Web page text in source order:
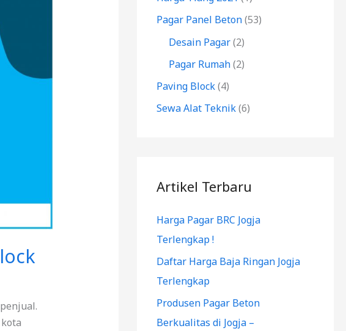
k
Pagar Panel Beton(53)
Desain Pagar(2)
Pagar Rumah(2)
Paving Block(4)
Sewa Alat Teknik(6)
Artikel Terbaru
Harga Pagar BRC Jogja
Terlengkap !
Daftar Harga Baja Ringan Jogja
Terlengkap
Produsen Pagar Beton
Berkualitas di Jogja –